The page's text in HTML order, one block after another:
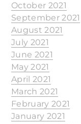
October 2021
September 2021
August 2021
July 2021
June 2021
May 2021
April 2021
March 2021
February 2021
January 2021